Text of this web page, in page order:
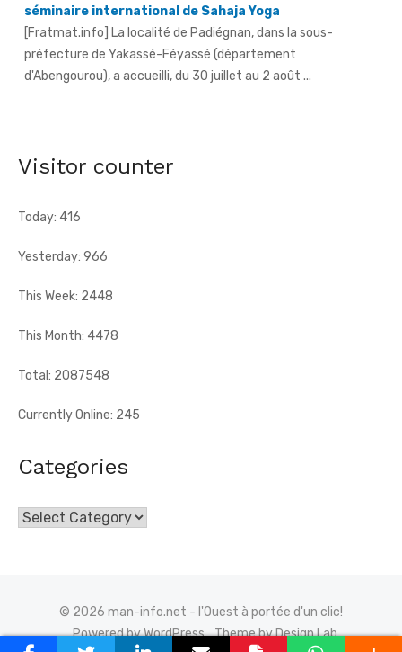
préfecture de Yakassé-Féyassé (département
d'Abengourou), a accueilli, du 30 juillet au 2 août ...
Concours d'entrée à l'ESATIC - 2 083 candidats à
communication (Esatic) a officiellement démarré, ...
Visitor counter
Today: 416
Yesterday: 966
This Week: 2448
This Month: 4478
Total: 2087548
Currently Online: 245
Categories
Categories
© 2026 man-info.net - l'Ouest à portée d'un clic!
Powered by WordPress
Theme by Design Lab